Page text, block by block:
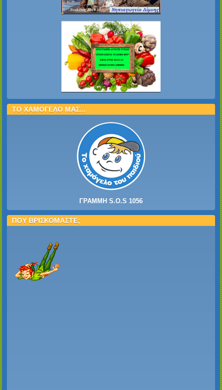
ΤΟ ΧΑΜΟΓΕΛΟ ΜΑΣ...
ΓΡΑΜΜΗ S.O.S 1056
ΠΟΥ ΒΡΙΣΚΟΜΑΣΤΕ;